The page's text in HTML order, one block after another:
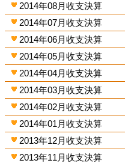
2014年08月收支決算
2014年07月收支決算
2014年06月收支決算
2014年05月收支決算
2014年04月收支決算
2014年03月收支決算
2014年02月收支決算
2014年01月收支決算
2013年12月收支決算
2013年11月收支決算